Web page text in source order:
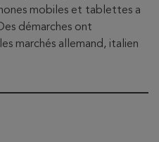
mobiles et tablettes a
démarches ont
marchés allemand, italien